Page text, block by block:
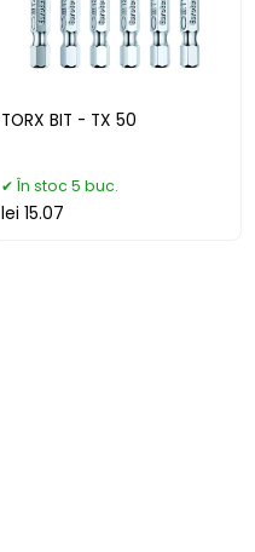
TORX BIT - TX 50
În stoc 5 buc.
lei 15.07